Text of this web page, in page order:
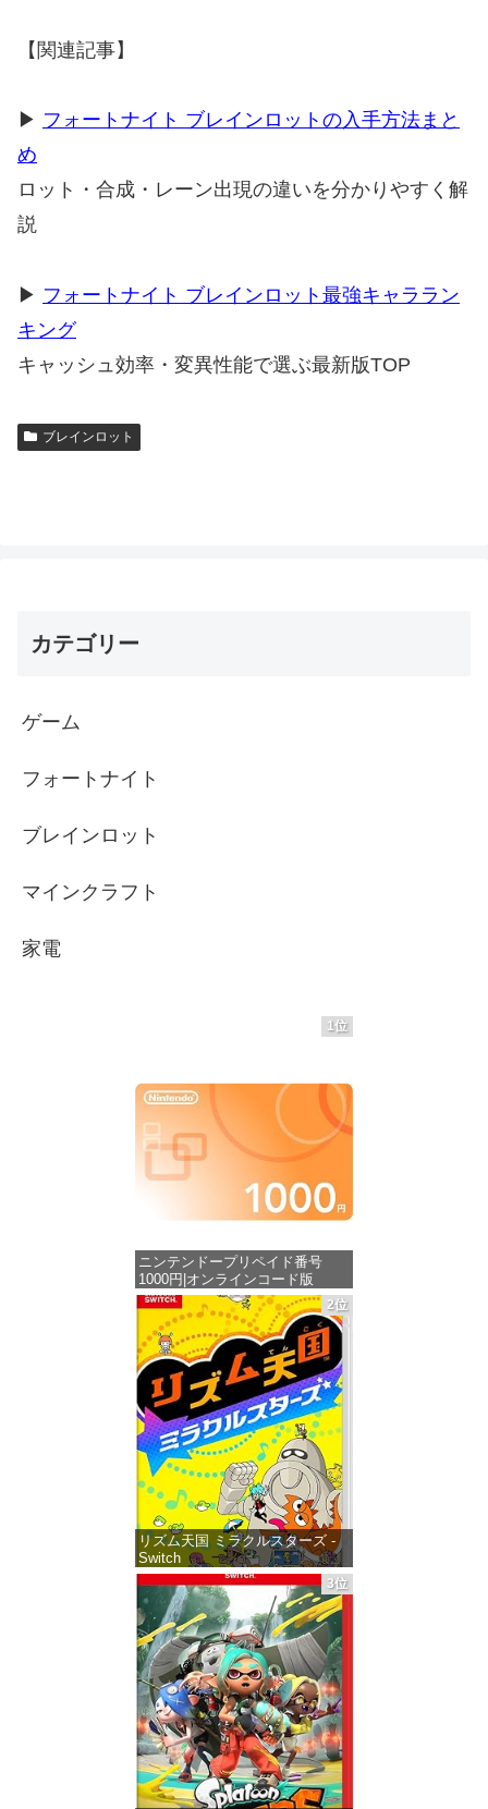
【関連記事】
▶ フォートナイト ブレインロットの入手方法まと
め
ロット・合成・レーン出現の違いを分かりやすく解
説
▶ フォートナイト ブレインロット最強キャララン
キング
キャッシュ効率・変異性能で選ぶ最新版TOP
ブレインロット
カテゴリー
ゲーム
フォートナイト
ブレインロット
マインクラフト
家電
1位
ニンテンドープリペイド番号
1000円|オンラインコード版
価格：¥1,000
2位
リズム天国 ミラクルスターズ -
Switch
価格：¥5,645
3位